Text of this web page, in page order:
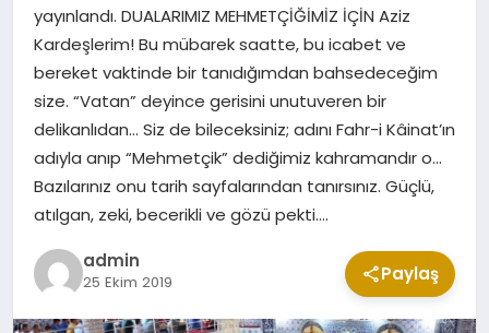
DUALAR VE ZIKIRLER
CUMA MESAJLARI
KABE CANLI YAYIN
yayınlandı. DUALARIMIZ MEHMETÇİĞİMİZ İÇİN Aziz
Kardeşlerim! Bu mübarek saatte, bu icabet ve
bereket vaktinde bir tanıdığımdan bahsedeceğim
size. “Vatan” deyince gerisini unutuveren bir
delikanlıdan… Siz de bileceksiniz; adını Fahr-i Kâinat’ın
adıyla anıp “Mehmetçik” dediğimiz kahramandır o…
Bazılarınız onu tarih sayfalarından tanırsınız. Güçlü,
atılgan, zeki, becerikli ve gözü pekti….
admin
25 Ekim 2019 Paylaş